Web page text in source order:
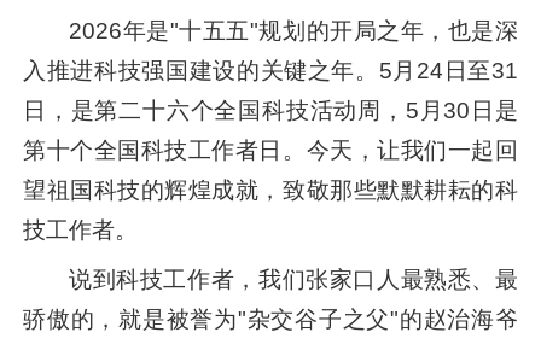
2026年是"十五五"规划的开局之年，也是深
入推进科技强国建设的关键之年。5月24日至31
日，是第二十六个全国科技活动周，5月30日是
第十个全国科技工作者日。今天，让我们一起回
望祖国科技的辉煌成就，致敬那些默默耕耘的科
技工作者。
说到科技工作者，我们张家口人最熟悉、最
骄傲的，就是被誉为"杂交谷子之父"的赵治海爷